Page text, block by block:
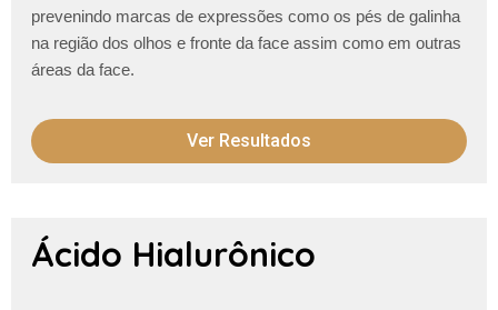
prevenindo marcas de expressões como os pés de galinha
na região dos olhos e fronte da face assim como em outras
áreas da face.
Ver Resultados
Ácido Hialurônico